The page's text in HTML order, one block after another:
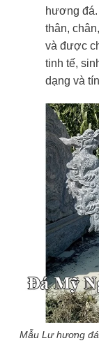
hương
thân,
và được
tinh tế,
dạng và
Mẫu Lư hương